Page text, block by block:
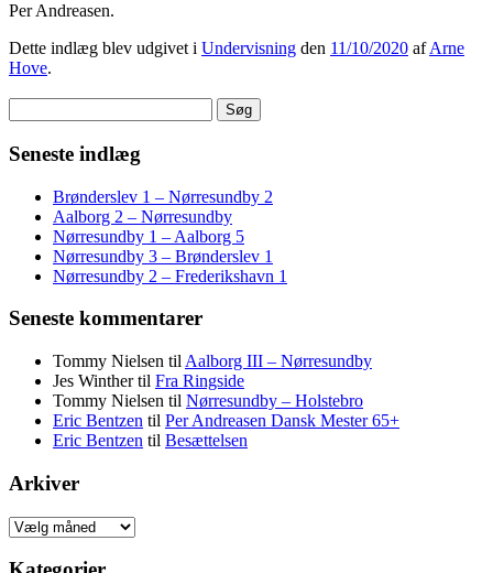
Per Andreasen.
Dette indlæg blev udgivet i Undervisning den 11/10/2020 afArne
Hove.
efter:
Seneste indlæg
Brønderslev 1 – Nørresundby 2
Aalborg 2 – Nørresundby
Nørresundby 1 – Aalborg 5
Nørresundby 3 – Brønderslev 1
Nørresundby 2 – Frederikshavn 1
Seneste kommentarer
Tommy Nielsen til Aalborg III – Nørresundby
Jes Winthertil Fra Ringside
Tommy Nielsen til Nørresundby – Holstebro
Eric Bentzen til Per Andreasen Dansk Mester 65+
Eric Bentzen til Besættelsen
Arkiver
Arkiver